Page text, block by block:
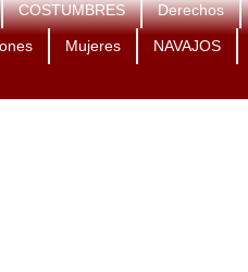
COSTUMBRES Derechos
Mujeres NAVAJOS